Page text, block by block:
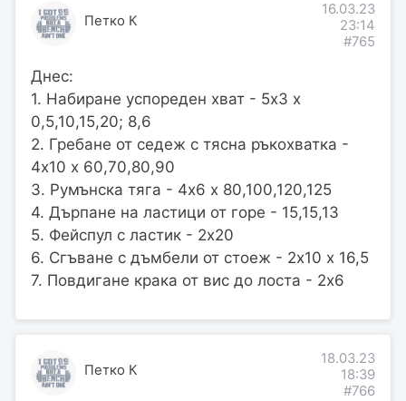
Петко К
16.03.23
23:14
#765
Днес:
1. Набиране успореден хват - 5х3 х
0,5,10,15,20; 8,6
2. Гребане от седеж с тясна ръкохватка -
4х10 х 60,70,80,90
3. Румънска тяга - 4х6 х 80,100,120,125
4. Дърпане на ластици от горе - 15,15,13
5. Фейспул с ластик - 2х20
6. Сгъване с дъмбели от стоеж - 2х10 х 16,5
7. Повдигане крака от вис до лоста - 2х6
Петко К
18.03.23
18:39
#766